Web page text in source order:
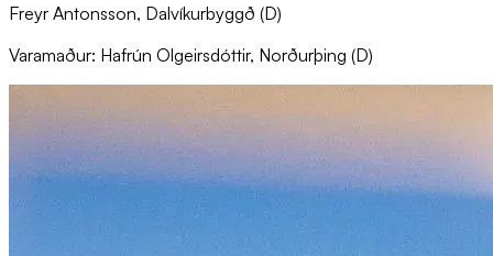
Freyr Antonsson, Dalvíkurbyggð (D)
Varamaður: Hafrún Olgeirsdóttir, Norðurþing (D)